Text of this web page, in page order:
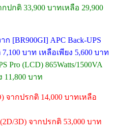
ปกติ 33,900 บาทเหลือ 29,900
[BR900GI] APC Back-UPS
บาท เหลือเพียง 5,600 บาท
Pro (LCD) 865Watts/1500VA
11,800 บาท
จากปรกติ 14,000 บาทเหลือ
3D) จากปรกติ 53,000 บาท